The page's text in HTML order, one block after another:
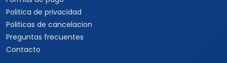
Politica de privacidad
Politicas de cancelacion
Preguntas frecuentes
Contacto